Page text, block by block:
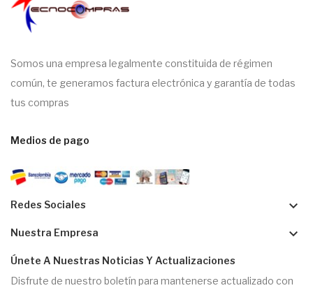
Somos una empresa legalmente constituida de régimen
común, te generamos factura electrónica y garantía de todas
tus compras
Medios de pago
Redes Sociales keyboard_arrow_down
Nuestra Empresa keyboard_arrow_down
Únete A Nuestras Noticias Y Actualizaciones
Disfrute de nuestro boletín para mantenerse actualizado con